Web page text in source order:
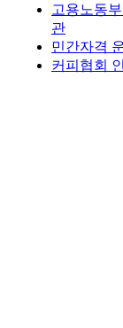
고용노동부
관
민간자격
커피협회